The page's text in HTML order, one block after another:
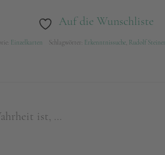
Auf die Wunschliste
Einzelkarten Schlagwörter: Erkenntnissuche, Rudolf Steiner
ist, …